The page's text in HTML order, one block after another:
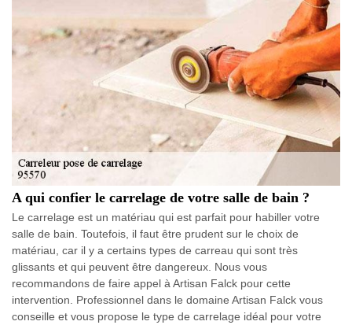
A qui confier le carrelage de votre salle de bain ?
Le carrelage est un matériau qui est parfait pour habiller votre
salle de bain. Toutefois, il faut être prudent sur le choix de
matériau, car il y a certains types de carreau qui sont très
glissants et qui peuvent être dangereux. Nous vous
recommandons de faire appel à Artisan Falck pour cette
intervention. Professionnel dans le domaine Artisan Falck vous
conseille et vous propose le type de carrelage idéal pour votre